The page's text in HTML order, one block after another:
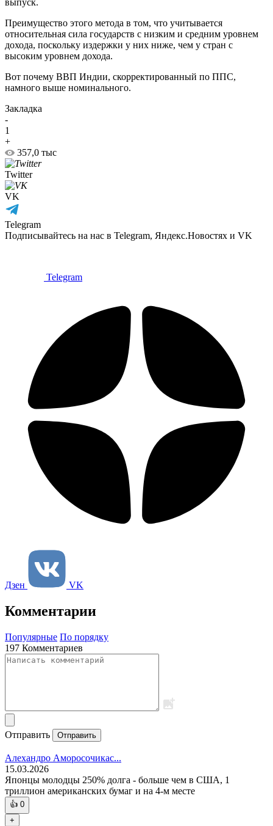
выпуск.
Преимущество этого метода в том, что учитывается
относительная сила государств с низким и средним уровнем
дохода, поскольку издержки у них ниже, чем у стран с
высоким уровнем дохода.
Вот почему ВВП Индии, скорректированный по ППС,
намного выше номинального.
Закладка
-
1
+
357,0 тыс
Twitter
VK
Telegram
Подписывайтесь на нас в Telegram, Яндекс.Новостях и VK
Telegram
Дзен VK
Комментарии
Популярные По порядку
197 Комментариев
Отправить Отправить
Алехандро Аморосочикас...
15.03.2026
Японцы молодцы 250% долга - больше чем в США, 1
триллион американских бумаг и на 4-м месте
👍 0
+